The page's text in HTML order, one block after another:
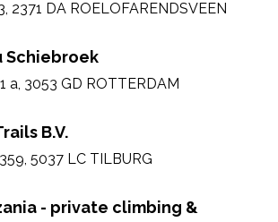
, 2371 DA ROELOFARENDSVEEN
Schiebroek
a, 3053 GD ROTTERDAM
B.V.
, 5037 LC TILBURG
- private climbing &